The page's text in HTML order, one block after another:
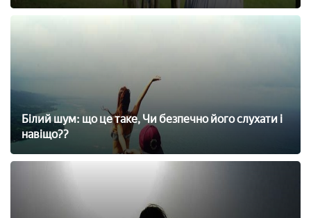
Білий шум: що це таке, Чи безпечно його слухати і
навіщо??